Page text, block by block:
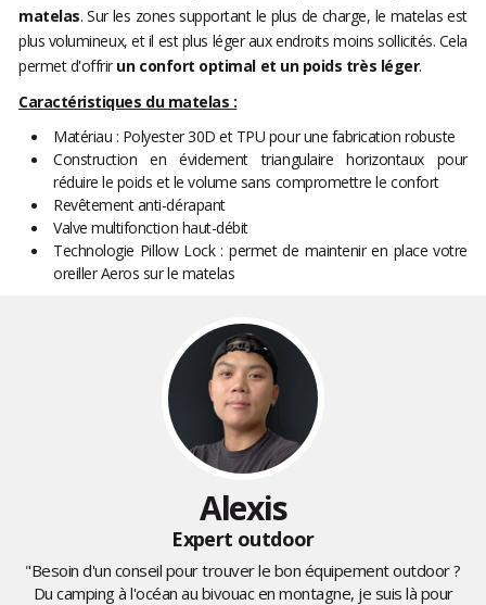
matelas. Sur les zones supportant le plus de charge, le matelas est
plus volumineux, et il est plus léger aux endroits moins sollicités. Cela
permet d'offrir un confort optimal et un poids très léger.
Caractéristiques du matelas :
Matériau : Polyester 30D et TPU pour une fabrication robuste
Construction en évidement triangulaire horizontaux pour
réduire le poids et le volume sans compromettre le confort
Revêtement anti-dérapant
Valve multifonction haut-débit
Technologie Pillow Lock : permet de maintenir en place votre
oreiller Aeros sur le matelas
Alexis
Expert outdoor
"Besoin d'un conseil pour trouver le bon équipement outdoor ?
Du camping à l'océan au bivouac en montagne, je suis là pour